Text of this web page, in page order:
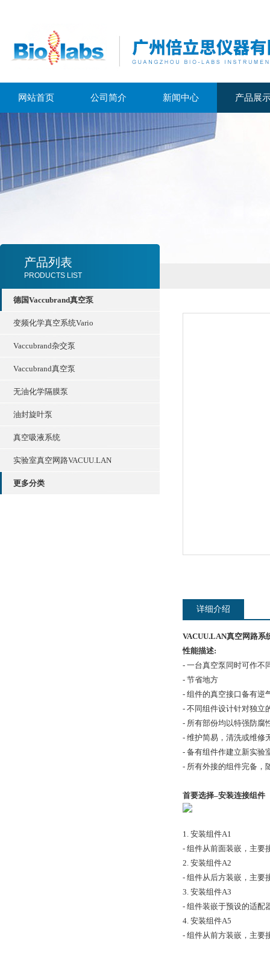
网站首页 公司简介 新闻中心 产品展
产品列表
PRODUCTS LIST
德国Vaccubrand真空泵
变频化学真空系统Vario
Vaccubrand杂交泵
Vaccubrand真空泵
无油化学隔膜泵
油封旋叶泵
真空吸液系统
实验室真空网路VACUU.LAN
更多分类
详细介绍
VACUU.LAN真空网路系
性能描述:
- 一台真空泵同时可作不
- 节省地方
- 组件的真空接口备有逆
- 不同组件设计针对独立
- 所有部份均以特强防腐
- 维护简易，清洗或维修
- 备有组件作建立新实验
- 所有外接的组件完备，
首要选择–安装连接组件
1. 安装组件A1
- 组件从前面装嵌，主要
2. 安装组件A2
- 组件从后方装嵌，主要
3. 安装组件A3
- 组件装嵌于预设的适配
4. 安装组件A5
- 组件从前方装嵌，主要